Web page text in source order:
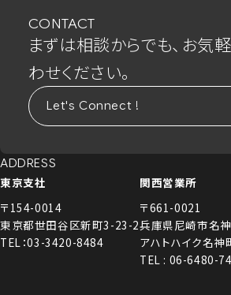
CONTACT
まずは相談からでも、お気
わせください。
Let's Connect !
ADDRESS
東京支社
〒154-0014
東京都世田谷区新町3-23-2
TEL：03-3420-8484
関西営業所
〒661-0021
兵庫県尼崎市名
アハトハイク名神
TEL : 06-6480-